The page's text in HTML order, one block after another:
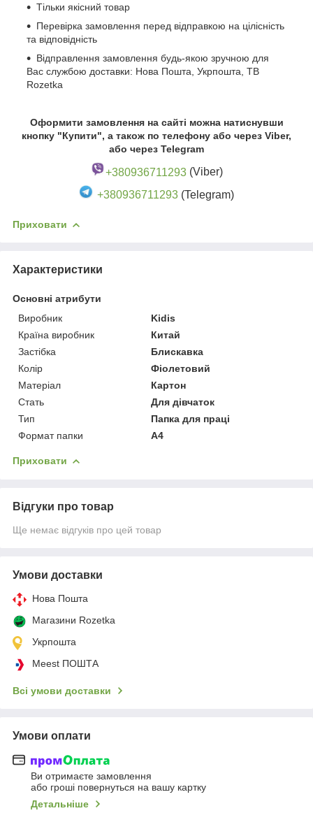
Тільки якісний товар
Перевірка замовлення перед відправкою на цілісність
та відповідність
Відправлення замовлення будь-якою зручною для
Вас службою доставки: Нова Пошта, Укрпошта, ТВ
Rozetka
Оформити замовлення на сайті можна натиснувши
кнопку "Купити", а також по телефону або через Viber,
або через Telegram
+380936711293(Viber)
+380936711293 (Telegram)
Приховати
Характеристики
Основні атрибути
Виробник
Kidis
Країна виробник
Китай
Застібка
Блискавка
Колір
Фіолетовий
Матеріал
Картон
Стать
Для дівчаток
Тип
Папка для праці
Формат папки
А4
Приховати
Відгуки про товар
Ще немає відгуків про цей товар
Умови доставки
Нова Пошта
Магазини Rozetka
Укрпошта
Meest ПОШТА
Всі умови доставки
Умови оплати
Ви отримаєте замовлення
або гроші повернуться на вашу картку
Детальніше